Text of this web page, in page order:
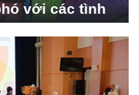
với các tình